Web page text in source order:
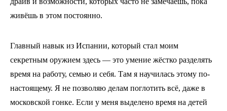
живёшь в этом постоянно.
Главный навык из Испании, который стал моим
секретным оружием здесь — это умение жёстко разделять
время на работу, семью и себя. Там я научилась этому по-
настоящему. Я не позволяю делам поглотить всё, даже в
московской гонке. Если у меня выделено время на детей